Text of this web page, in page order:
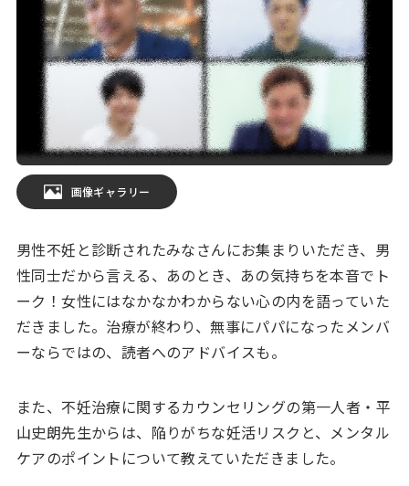
画像ギャラリー
男性不妊と診断されたみなさんにお集まりいただき、男
性同士だから言える、あのとき、あの気持ちを本音でト
ーク！女性にはなかなかわからない心の内を語っていた
だきました。治療が終わり、無事にパパになったメンバ
ーならではの、読者へのアドバイスも。
また、不妊治療に関するカウンセリングの第一人者・平
山史朗先生からは、陥りがちな妊活リスクと、メンタル
ケアのポイントについて教えていただきました。